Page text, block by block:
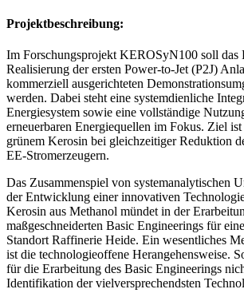
Projektbeschreibung:
Im Forschungsprojekt KEROSyN100 soll das
Realisierung der ersten Power-to-Jet (P2J)
kommerziell ausgerichteten
werden. Dabei steht eine systemdienliche
Energiesystem sowie eine vollständige
erneuerbaren Energiequellen im Fokus. Ziel
grünem Kerosin bei gleichzeitiger Reduktion
EE-Stromerzeugern.
Das Zusammenspiel von systemanalytischen
der Entwicklung einer innovativen
Kerosin aus Methanol mündet in der
maßgeschneiderten Basic Engineerings für
Standort Raffinerie Heide. Ein wesentliches
ist die technologieoffene Herangehensweise.
für die Erarbeitung des Basic Engineerings
Identifikation der vielversprechendsten